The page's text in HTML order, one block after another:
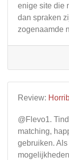
enige site die
dan spraken
zogenaamde
Review:
@Flevo1.
matching,
gebruiken.